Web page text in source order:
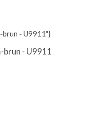
brun - U9911"}
brun - U9911